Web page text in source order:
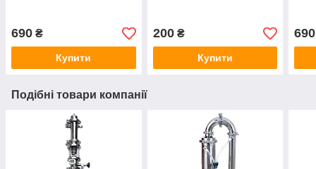
690 ₴
Купити
200₴
Купити
690
Подібні товари компанії